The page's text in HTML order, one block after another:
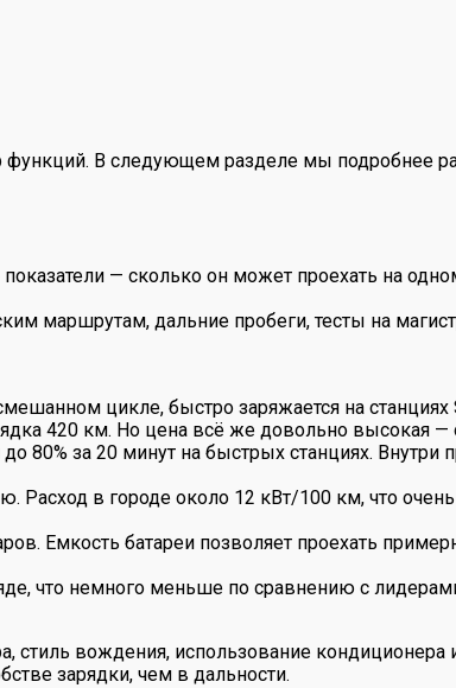
В следующем разделе мы подробнее
— сколько он может проехать на
маршрутам, дальние пробеги, тесты на
цикле, быстро заряжается на станциях
420 км. Но цена всё же довольно высокая
80% за 20 минут на быстрых станциях.
Расход в городе около 12 кВт/100 км, что
Емкость батареи позволяет проехать
что немного меньше по сравнению с
стиль вождения, использование
зарядки, чем в дальности.